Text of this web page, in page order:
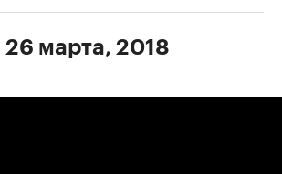
26 марта, 2018